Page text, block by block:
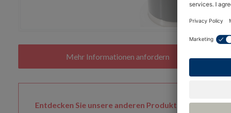
Entdecken Sie unsere anderen Produktreihen